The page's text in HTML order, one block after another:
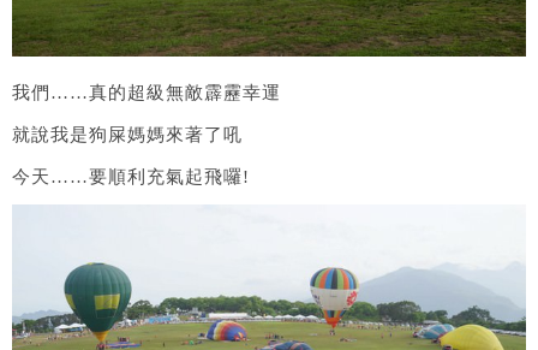
我們……真的超級無敵霹靂幸運
就說我是狗屎媽媽來著了吼
今天……要順利充氣起飛囉!